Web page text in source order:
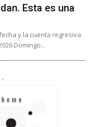
Esta es una
y la cuenta regresiva
Domingo...
-